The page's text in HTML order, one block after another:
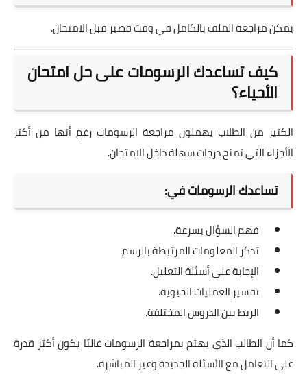
يمكن مراجعة الملف بالكامل في وقت قصير قبل الامتحان.
كيف تساعدك الرسومات على حل امتحان
الأحياء؟
الكثير من الطلاب يهملون مراجعة الرسومات رغم أنها من أكثر
الأجزاء التي تمنح درجات سهلة داخل الامتحان.
تساعدك الرسومات في:
فهم السؤال بسرعة.
تذكر المعلومات المرتبطة بالرسم.
الإجابة على أسئلة التعليل.
تفسير العمليات الحيوية.
الربط بين الدروس المختلفة.
كما أن الطالب الذي يهتم بمراجعة الرسومات غالبًا يكون أكثر قدرة
على التعامل مع الأسئلة الجديدة وغير المباشرة.